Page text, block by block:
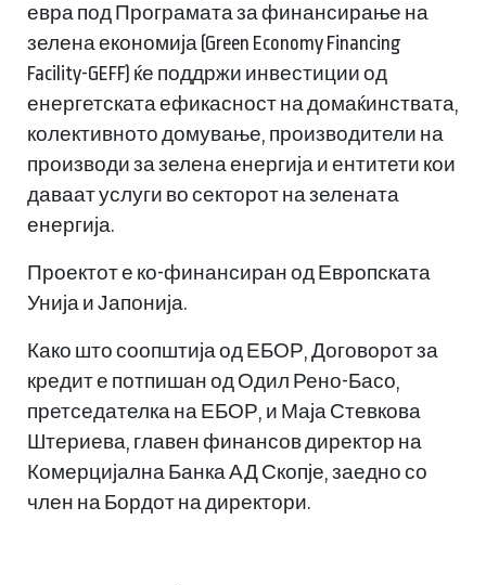
евра под Програмата за финансирање на
зелена економија (Green Economy Financing
Facility-GEFF) ќе поддржи инвестиции од
енергетската ефикасност на домаќинствата,
колективното домување, производители на
производи за зелена енергија и ентитети кои
даваат услуги во секторот на зелената
енергија.
Проектот е ко-финансиран од Европската
Унија и Јапонија.
Како што соопштија од ЕБОР, Договорот за
кредит е потпишан од Одил Рено-Басо,
претседателка на ЕБОР, и Маја Стевкова
Штериева, главен финансов директор на
Комерцијална Банка АД Скопје, заедно со
член на Бордот на директори.